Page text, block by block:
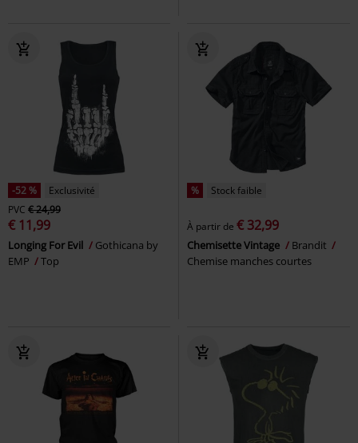
-52 %
Exclusivité
PVC € 24,99
€ 11,99
Longing For Evil
Gothicana by
EMP
Top
% Stock faible
À partir de € 32,99
Chemisette Vintage
Brandit
Chemise manches courtes